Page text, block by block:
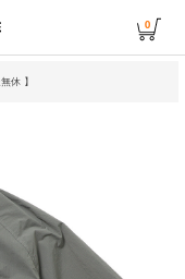
0
休 】